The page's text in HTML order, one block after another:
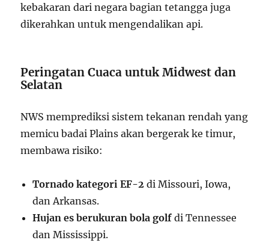
kebakaran dari negara bagian tetangga juga
dikerahkan untuk mengendalikan api.
Peringatan Cuaca untuk Midwest dan
Selatan
NWS memprediksi sistem tekanan rendah yang
memicu badai Plains akan bergerak ke timur,
membawa risiko:
Tornado kategori EF-2 di Missouri, Iowa,
dan Arkansas.
Hujan es berukuran bola golf di Tennessee
dan Mississippi.